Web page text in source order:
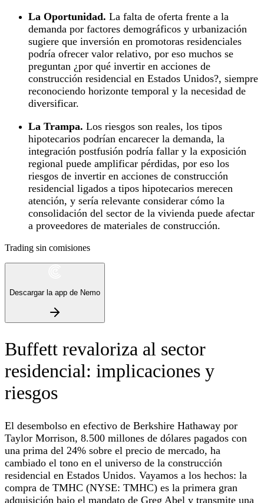
La Oportunidad. La falta de oferta frente a la
demanda por factores demográficos y urbanización
sugiere que inversión en promotoras residenciales
podría ofrecer valor relativo, por eso muchos se
preguntan ¿por qué invertir en acciones de
construcción residencial en Estados Unidos?, siempre
reconociendo horizonte temporal y la necesidad de
diversificar.
La Trampa. Los riesgos son reales, los tipos
hipotecarios podrían encarecer la demanda, la
integración postfusión podría fallar y la exposición
regional puede amplificar pérdidas, por eso los
riesgos de invertir en acciones de construcción
residencial ligados a tipos hipotecarios merecen
atención, y sería relevante considerar cómo la
consolidación del sector de la vivienda puede afectar
a proveedores de materiales de construcción.
Trading sin comisiones
Descargar la app de Nemo
Buffett revaloriza al sector
residencial: implicaciones y
riesgos
El desembolso en efectivo de Berkshire Hathaway por
Taylor Morrison, 8.500 millones de dólares pagados con
una prima del 24% sobre el precio de mercado, ha
cambiado el tono en el universo de la construcción
residencial en Estados Unidos. Vayamos a los hechos: la
compra de TMHC (NYSE: TMHC) es la primera gran
adquisición bajo el mandato de Greg Abel y transmite una